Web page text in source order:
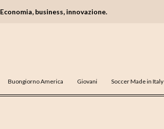
Economia, business, innovazione.
Buongiorno America Giovani Soccer Made in Italy